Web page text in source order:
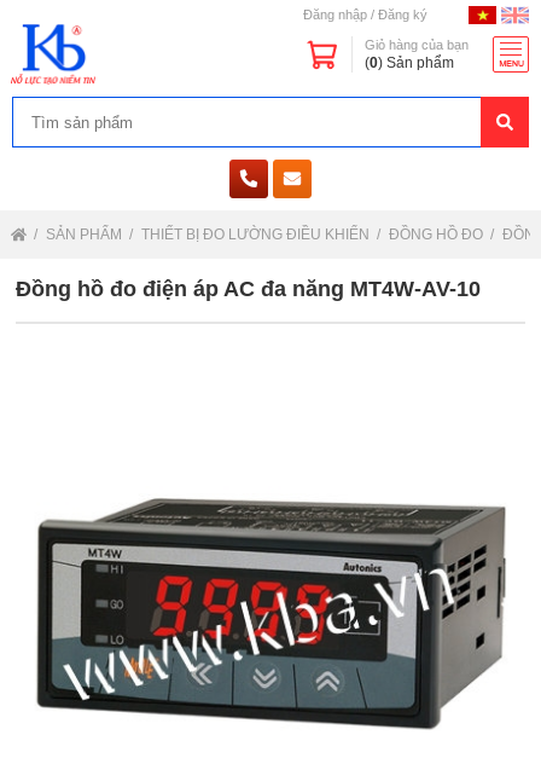
Đăng nhập / Đăng ký
Giỏ hàng của bạn
(0) Sản phẩm
SẢN PHẨM THIẾT BỊ ĐO LƯỜNG ĐIỀU KHIỂN ĐỒNG HỒ ĐO
Đồng hồ đo điện áp AC đa năng MT4W-AV-10